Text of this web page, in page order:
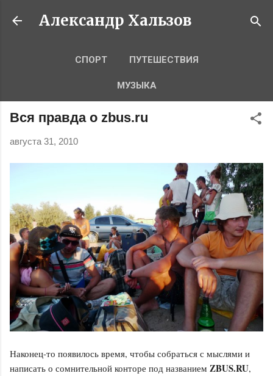
К основному контенту
Александр Хальзов
СПОРТ ПУТЕШЕСТВИЯ
МУЗЫКА
Вся правда о zbus.ru
августа 31, 2010
Наконец-то появилось время, чтобы собраться с мыслями и
написать о сомнительной конторе под названием ZBUS.RU,